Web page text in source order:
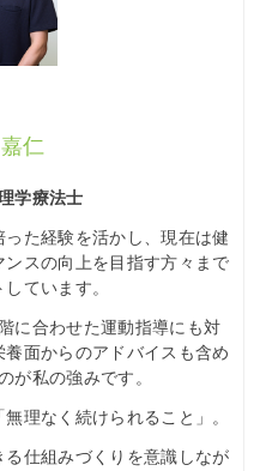
仁
学療法士
た経験を活かし、現在は健
スの向上を目指す方々まで
ています。
に合わせた運動指導にも対
面からのアドバイスも含め
が私の強みです。
理なく続けられること」。
仕組みづくりを意識しなが